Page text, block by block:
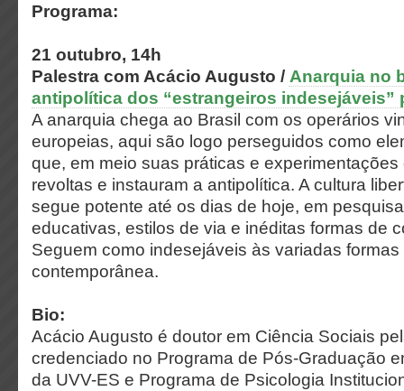
Programa:
21 outubro, 14h
Palestra com Acácio Augusto / Anarquia no
antipolítica dos “estrangeiros indesejáveis”
A anarquia chega ao Brasil com os operários
europeias, aqui são logo perseguidos como
que, em meio suas práticas e
revoltas e instauram a antipolítica. A cultura
segue potente até os dias de hoje, em
educativas, estilos de via e inéditas formas de
Seguem como indesejáveis às variadas
contemporânea.
Bio:
Acácio Augusto é doutor em Ciência Sociais
credenciado no Programa de Pós-Graduação
da UVV-ES e Programa de Psicologia